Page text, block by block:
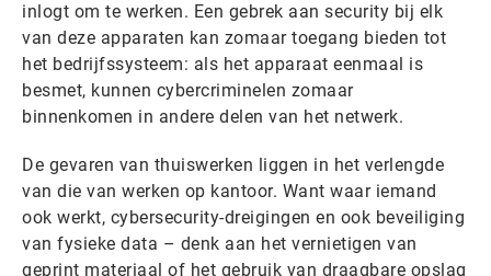
inlogt om te werken. Een gebrek aan security bij elk
van deze apparaten kan zomaar toegang bieden tot
het bedrijfssysteem: als het apparaat eenmaal is
besmet, kunnen cybercriminelen zomaar
binnenkomen in andere delen van het netwerk.
De gevaren van thuiswerken liggen in het verlengde
van die van werken op kantoor. Want waar iemand
ook werkt, cybersecurity-dreigingen en ook beveiliging
van fysieke data – denk aan het vernietigen van
geprint materiaal of het gebruik van draagbare opslag